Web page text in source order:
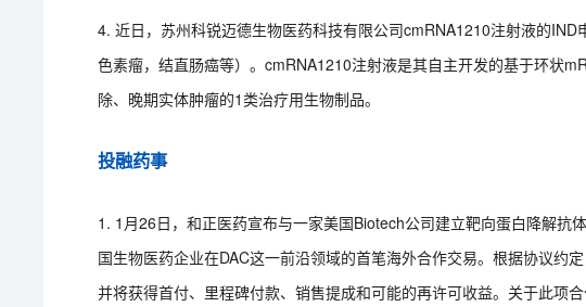
4. 近日，苏州科锐迈德生物医药科技有限公司cmRNA1210注射液的
色素瘤，结直肠癌等）。cmRNA1210注射液是其自主开发的基于环状
除、晚期实体肿瘤的1类治疗用生物制品。
投融药事
1. 1月26日，和正医药宣布与一家美国Biotech公司建立靶向蛋白降解抗
国生物医药企业在DAC这一前沿领域的首笔海外合作交易。根据协议约
并将获得首付、里程碑付款、销售提成和可能的再许可收益。关于此项